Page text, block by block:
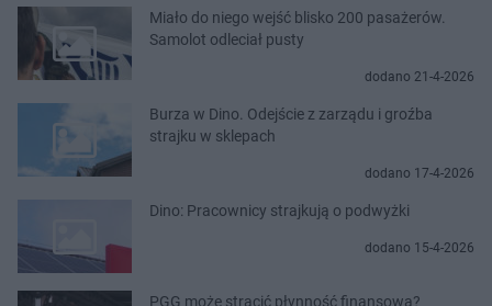
Miało do niego wejść blisko 200 pasażerów.
Samolot odleciał pusty
dodano 21-4-2026
Burza w Dino. Odejście z zarządu i groźba
strajku w sklepach
dodano 17-4-2026
Dino: Pracownicy strajkują o podwyżki
dodano 15-4-2026
PGG może stracić płynność finansową?